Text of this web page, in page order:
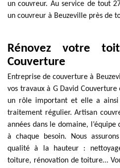
un couvreur. Au service de tout
un couvreur à Beuzeville près de
Rénovez votre
Couverture
Entreprise de couverture à
vos travaux à G David
un rôle important et elle a ainsi
traitement régulier. Artisan
années dans le domaine, l’équipe
à chaque besoin. Nous
qualité à la hauteur :
toiture, rénovation de toiture…